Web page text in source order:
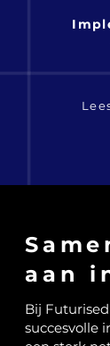
aan
Bij
succesvolle